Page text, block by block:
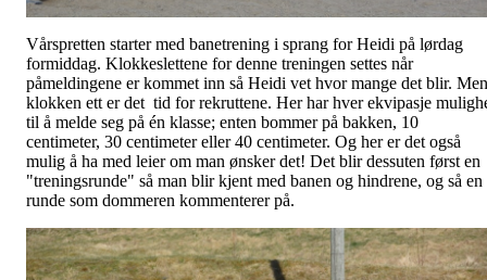
Vårspretten starter med banetrening i sprang for Heidi på lørdag
formiddag. Klokkeslettene for denne treningen settes når
påmeldingene er kommet inn så Heidi vet hvor mange det blir. Men
klokken ett er det tid for rekruttene. Her har hver ekvipasje
til å melde seg på én klasse; enten bommer på bakken, 10
centimeter, 30 centimeter eller 40 centimeter. Og her er det også
mulig å ha med leier om man ønsker det! Det blir dessuten først en
"treningsrunde" så man blir kjent med banen og hindrene, og så en
runde som dommeren kommenterer på.